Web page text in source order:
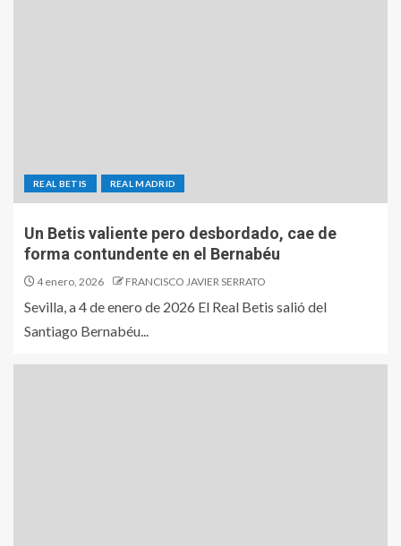
REAL BETIS REAL MADRID
Un Betis valiente pero desbordado, cae de
forma contundente en el Bernabéu
4 enero, 2026 FRANCISCO JAVIER SERRATO
Sevilla, a 4 de enero de 2026 El Real Betis salió del
Santiago Bernabéu...